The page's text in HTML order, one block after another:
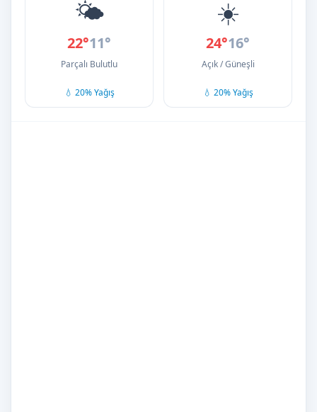
🌤️
22°11°
Parçalı Bulutlu
💧 20% Yağış
☀️
24°16°
Açık / Güneşli
💧 20% Yağış